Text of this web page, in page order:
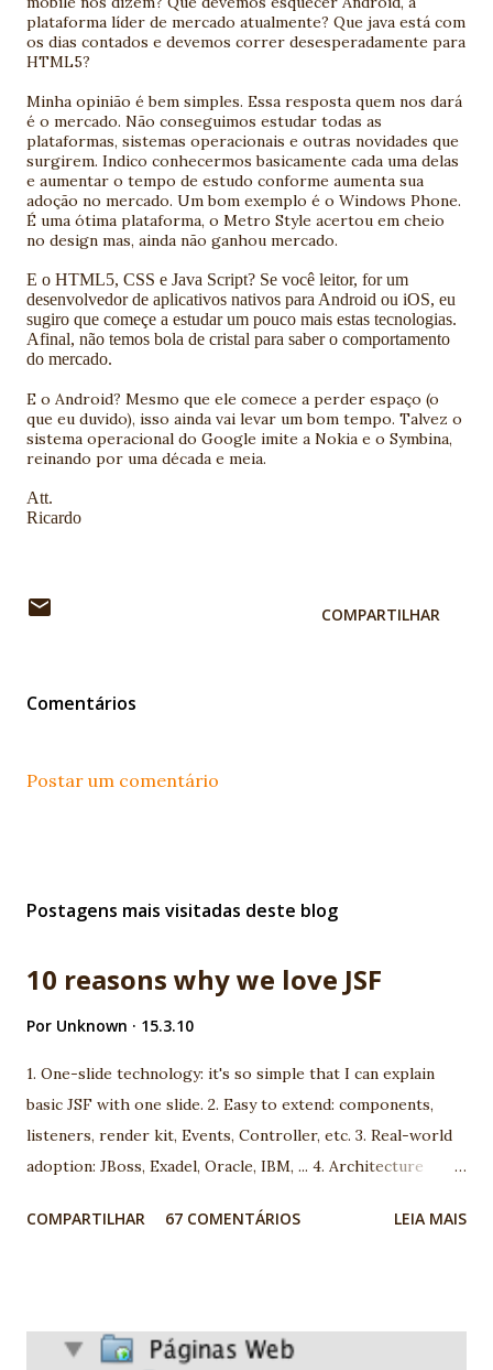
plataforma líder de mercado atualmente? Que java está com
os dias contados e devemos correr desesperadamente para
HTML5?
Minha opinião é bem simples. Essa resposta quem nos dará
é o mercado. Não conseguimos estudar todas as
plataformas, sistemas operacionais e outras novidades que
surgirem. Indico conhecermos basicamente cada uma delas
e aumentar o tempo de estudo conforme aumenta sua
adoção no mercado. Um bom exemplo é o Windows Phone.
É uma ótima plataforma, o Metro Style acertou em cheio
no design mas, ainda não ganhou mercado.
E o HTML5, CSS e Java Script? Se você leitor, for um
desenvolvedor de aplicativos nativos para Android ou iOS, eu
sugiro que começe a estudar um pouco mais estas tecnologias.
Afinal, não temos bola de cristal para saber o comportamento
do mercado.
E o Android? Mesmo que ele comece a perder espaço (o
que eu duvido), isso ainda vai levar um bom tempo. Talvez o
sistema operacional do Google imite a Nokia e o Symbina,
reinando por uma década e meia.
Att.
Ricardo
COMPARTILHAR
Comentários
Postar um comentário
Postagens mais visitadas deste blog
10 reasons why we love JSF
Por Unknown 15.3.10
1. One-slide technology: it's so simple that I can explain
basic JSF with one slide. 2. Easy to extend: components,
listeners, render kit, Events, Controller, etc. 3. Real-world
adoption: JBoss, Exadel, Oracle, IBM, ... 4. Architecture
architecture. 5. Open-mind community: using JSF you are
2.0. People are working really hard! 8. Many professionals
COMPARTILHAR 67 COMENTÁRIOS LEIA MAIS